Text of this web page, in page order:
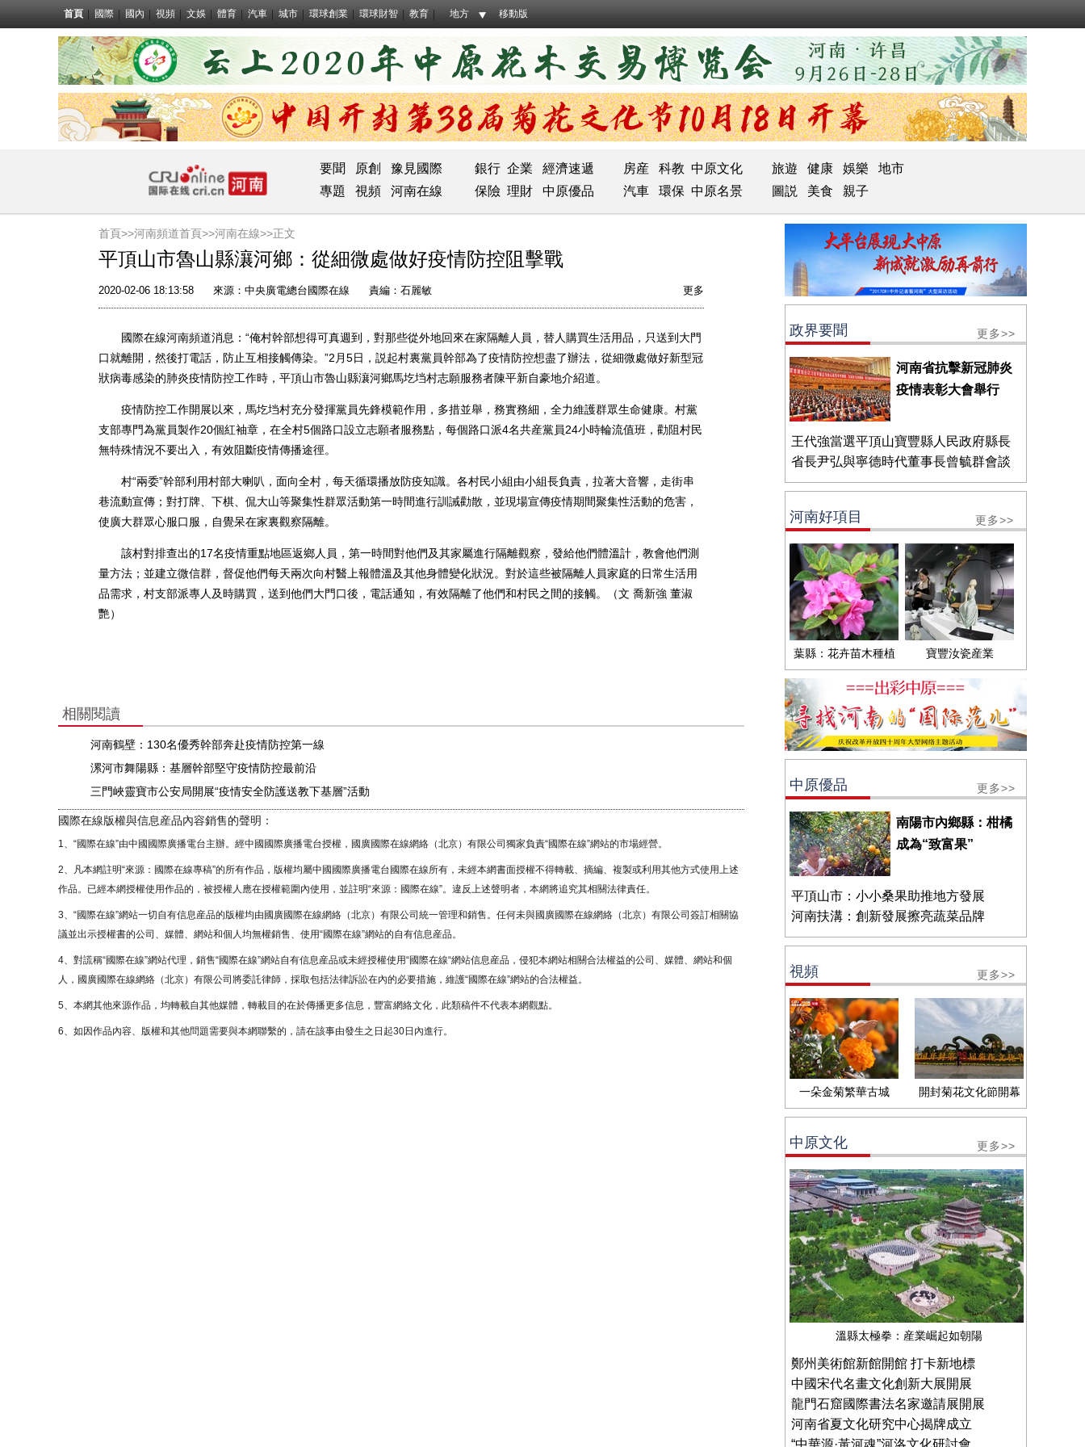
首頁 國際 國內 視頻 文娛 體育 汽車 城市 環球創業 環球財智 教育 地方 移動版
要聞 原創 豫見國際 銀行 企業 經濟速遞 房産 科教 中原文化 旅遊 健康 娛樂
地市
專題
視頻 河南在線 保險 理財 中原優品 汽車 環保 中原名景 圖説 美食 親子
首頁>>河南頻道首頁>>河南在線>>正文
平頂山市魯山縣瀼河鄉：從細微處做好疫情防控阻擊戰
2020-02-06 18:13:58 來源： 中央廣電總台國際在線 責編：石麗敏 更多
國際在線河南頻道消息：“俺村幹部想得可真週到，對那些從外地回來在家隔離人員，替人購買生活用品，只送到大門
口就離開，然後打電話，防止互相接觸傳染。”2月5日，説起村裏黨員幹部為了疫情防控想盡了辦法，從細微處做好新型冠
狀病毒感染的肺炎疫情防控工作時，平頂山市魯山縣瀼河鄉馬圪垱村志願服務者陳平新自豪地介紹道。
疫情防控工作開展以來，馬圪垱村充分發揮黨員先鋒模範作用，多措並舉，務實務細，全力維護群眾生命健康。村黨
支部專門為黨員製作20個紅袖章，在全村5個路口設立志願者服務點，每個路口派4名共産黨員24小時輪流值班，勸阻村民
無特殊情況不要出入，有效阻斷疫情傳播途徑。
村“兩委”幹部利用村部大喇叭，面向全村，每天循環播放防疫知識。各村民小組由小組長負責，拉著大音響，走街串
巷流動宣傳；對打牌、下棋、侃大山等聚集性群眾活動第一時間進行訓誡勸散，並現場宣傳疫情期間聚集性活動的危害，
使廣大群眾心服口服，自覺呆在家裏觀察隔離。
該村對排查出的17名疫情重點地區返鄉人員，第一時間對他們及其家屬進行隔離觀察，發給他們體溫計，教會他們測
量方法；並建立微信群，督促他們每天兩次向村醫上報體溫及其他身體變化狀況。對於這些被隔離人員家庭的日常生活用
品需求，村支部派專人及時購買，送到他們大門口後，電話通知，有效隔離了他們和村民之間的接觸。（文 喬新強 董淑
艷）
相關閱讀
河南鶴壁：130名優秀幹部奔赴疫情防控第一線
漯河市舞陽縣：基層幹部堅守疫情防控最前沿
三門峽靈寶市公安局開展“疫情安全防護送教下基層”活動
國際在線版權與信息産品內容銷售的聲明：
1、“國際在線”由中國國際廣播電台主辦。經中國國際廣播電台授權，國廣國際在線網絡（北京）有限公司獨家負責“國際在線”網站的市場經營。
2、凡本網註明“來源：國際在線專稿”的所有作品，版權均屬中國國際廣播電台國際在線所有，未經本網書面授權不得轉載、摘編、複製或利用其他方式使用上述
作品。已經本網授權使用作品的，被授權人應在授權範圍內使用，並註明“來源：國際在線”。違反上述聲明者，本網將追究其相關法律責任。
3、“國際在線”網站一切自有信息産品的版權均由國廣國際在線網絡（北京）有限公司統一管理和銷售。任何未與國廣國際在線網絡（北京）有限公司簽訂相關協
議並出示授權書的公司、媒體、網站和個人均無權銷售、使用“國際在線”網站的自有信息産品。
4、對謊稱“國際在線”網站代理，銷售“國際在線”網站自有信息産品或未經授權使用“國際在線“網站信息産品，侵犯本網站相關合法權益的公司、媒體、網站和個
人，國廣國際在線網絡（北京）有限公司將委託律師，採取包括法律訴訟在內的必要措施，維護“國際在線”網站的合法權益。
5、本網其他來源作品，均轉載自其他媒體，轉載目的在於傳播更多信息，豐富網絡文化，此類稿件不代表本網觀點。
6、如因作品內容、版權和其他問題需要與本網聯繫的，請在該事由發生之日起30日內進行。
政界要聞 更多>>
河南省抗擊新冠肺炎
疫情表彰大會舉行
王代強當選平頂山寶豐縣人民政府縣長
省長尹弘與寧德時代董事長曾毓群會談
河南好項目 更多>>
葉縣：花卉苗木種植 寶豐汝瓷産業
中原優品 更多>>
南陽市內鄉縣：柑橘
成為“致富果”
平頂山市：小小桑果助推地方發展
河南扶溝：創新發展擦亮蔬菜品牌
視頻 更多>>
一朵金菊繁華古城 開封菊花文化節開幕
中原文化 更多>>
溫縣太極拳：産業崛起如朝陽
鄭州美術館新館開館 打卡新地標
中國宋代名畫文化創新大展開展
龍門石窟國際書法名家邀請展開展
河南省夏文化研究中心揭牌成立
“中華源·黃河魂”河洛文化研討會